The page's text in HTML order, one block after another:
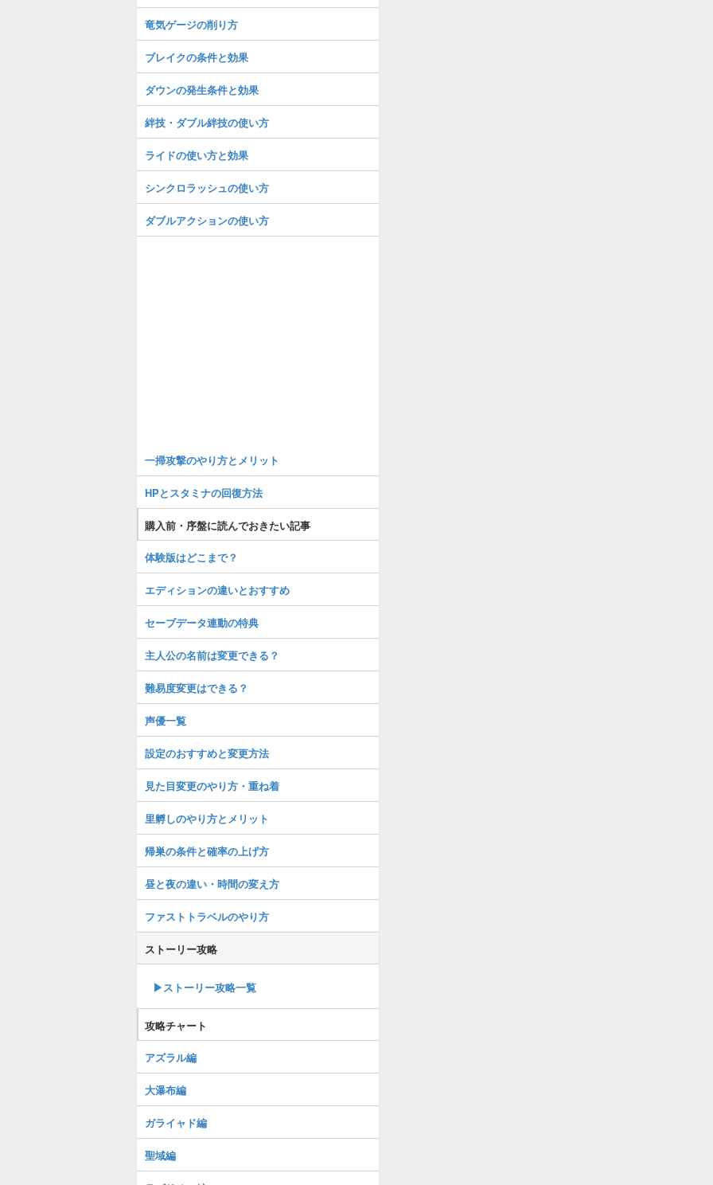
竜気ゲージの削り方
ブレイクの条件と効果
ダウンの発生条件と効果
絆技・ダブル絆技の使い方
ライドの使い方と効果
シンクロラッシュの使い方
ダブルアクションの使い方
一掃攻撃のやり方とメリット
HPとスタミナの回復方法
購入前・序盤に読んでおきたい記事
体験版はどこまで？
エディションの違いとおすすめ
セーブデータ連動の特典
主人公の名前は変更できる？
難易度変更はできる？
声優一覧
設定のおすすめと変更方法
見た目変更のやり方・重ね着
里孵しのやり方とメリット
帰巣の条件と確率の上げ方
昼と夜の違い・時間の変え方
ファストトラベルのやり方
ストーリー攻略
▶︎ストーリー攻略一覧
攻略チャート
アズラル編
大瀑布編
ガライャド編
聖域編